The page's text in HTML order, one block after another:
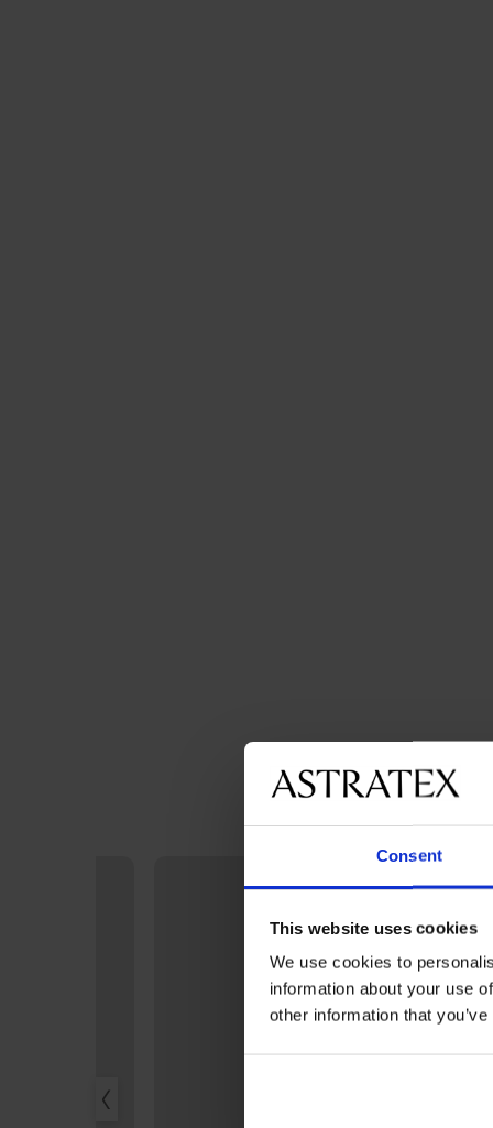
Consent
This website uses cookies
We use cookies to
information about your use
other information that